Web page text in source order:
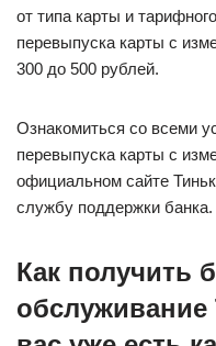
от типа карты и
перевыпуска карты с
300 до 500 рублей.
Ознакомиться со всеми
перевыпуска карты с
официальном сайте
службу поддержки банка.
Как получить